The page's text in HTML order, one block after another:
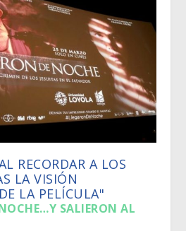
RECORDAR A LOS
LA VISIÓN
LA PELÍCULA"
SALIERON AL